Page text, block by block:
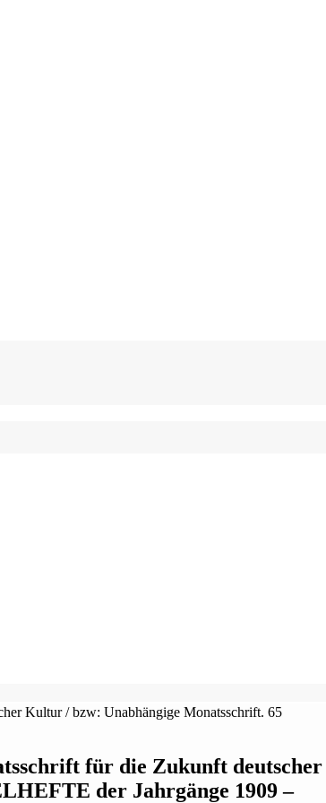
für die Zukunft deutscher
der Jahrgänge 1909 –